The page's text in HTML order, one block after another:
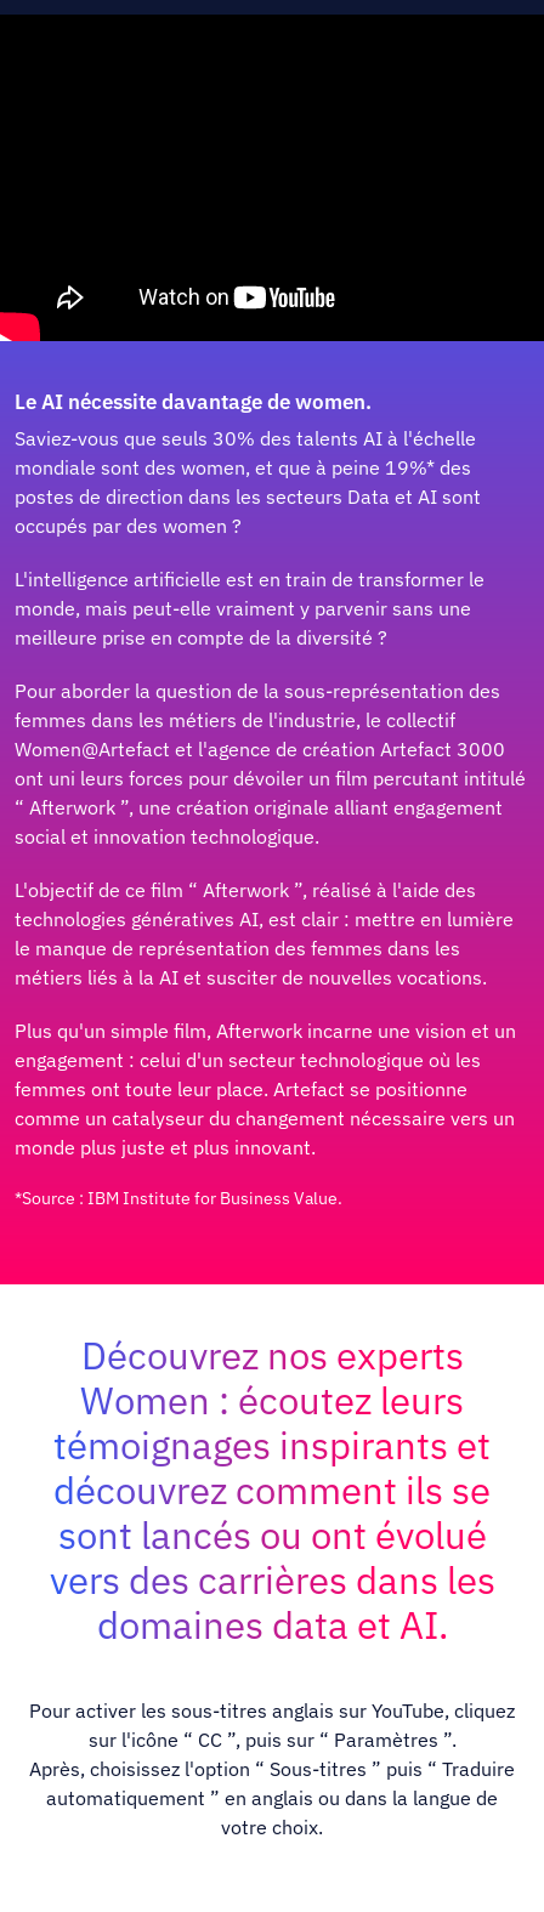
Le AI nécessite davantage de women.
Saviez-vous que seuls 30% des talents AI à l'échelle
mondiale sont des women, et que à peine 19%* des
postes de direction dans les secteurs Data et AI sont
occupés par des women ?
L'intelligence artificielle est en train de transformer le
monde, mais peut-elle vraiment y parvenir sans une
meilleure prise en compte de la diversité ?
Pour aborder la question de la sous-représentation des
femmes dans les métiers de l'industrie, le collectif
Women@Artefact et l'agence de création Artefact 3000
ont uni leurs forces pour dévoiler un film percutant intitulé
“ Afterwork ”, une création originale alliant engagement
social et innovation technologique.
L'objectif de ce film “ Afterwork ”, réalisé à l'aide des
technologies génératives AI, est clair : mettre en lumière
le manque de représentation des femmes dans les
métiers liés à la AI et susciter de nouvelles vocations.
Plus qu'un simple film, Afterwork incarne une vision et un
engagement : celui d'un secteur technologique où les
femmes ont toute leur place. Artefact se positionne
comme un catalyseur du changement nécessaire vers un
monde plus juste et plus innovant.
*Source : IBM Institute for Business Value.
Découvrez nos experts
Women : écoutez leurs
témoignages inspirants et
découvrez comment ils se
sont lancés ou ont évolué
vers des carrières dans les
domaines data et AI.
Pour activer les sous-titres anglais sur YouTube, cliquez
sur l'icône “ CC ”, puis sur “ Paramètres ”.
Après, choisissez l'option “ Sous-titres ” puis “ Traduire
automatiquement ” en anglais ou dans la langue de
votre choix.